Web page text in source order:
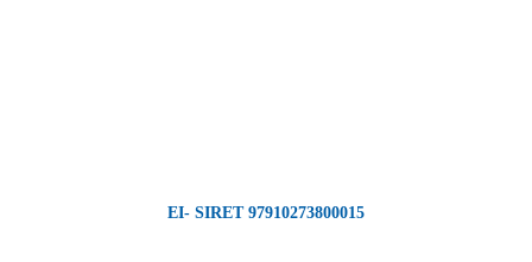
EI- SIRET 97910273800015